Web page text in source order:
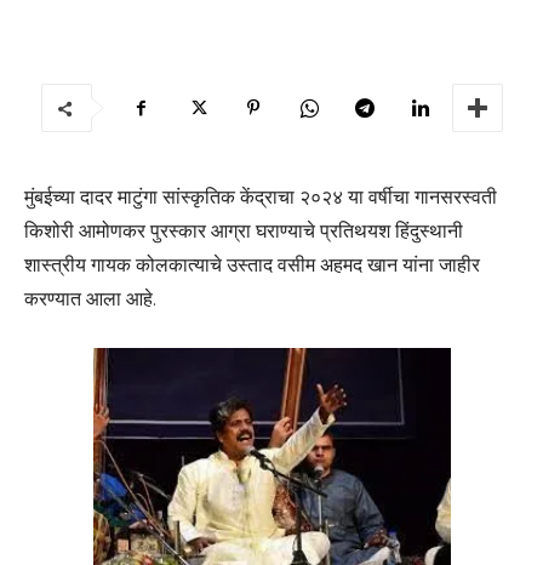
मुंबईच्या दादर माटुंगा सांस्कृतिक केंद्राचा २०२४ या वर्षीचा गानसरस्वती
किशोरी आमोणकर पुरस्कार आग्रा घराण्याचे प्रतिथयश हिंदुस्थानी
शास्त्रीय गायक कोलकात्याचे उस्ताद वसीम अहमद खान यांना जाहीर
करण्यात आला आहे.